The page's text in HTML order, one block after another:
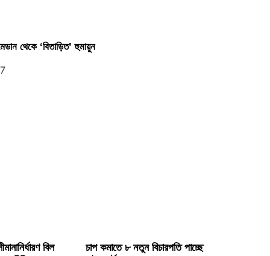
থেকে ‘বিতাড়িত’ হুমায়ুন
বিল
চাপ কমাতে ৮ নতুন বিচারপতি পাচ্ছে